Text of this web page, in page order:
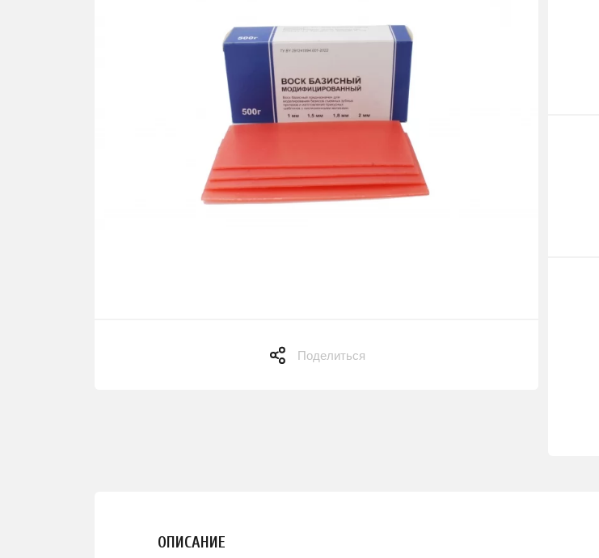
Поделиться
ОПИСАНИЕ